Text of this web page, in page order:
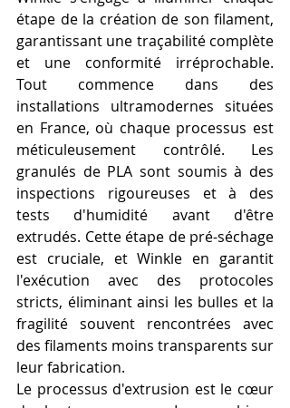
étape de la création de son filament,
garantissant une traçabilité complète
et une conformité irréprochable.
Tout commence dans des
installations ultramodernes situées
en France, où chaque processus est
méticuleusement contrôlé. Les
granulés de PLA sont soumis à des
inspections rigoureuses et à des
tests d'humidité avant d'être
extrudés. Cette étape de pré-séchage
est cruciale, et Winkle en garantit
l'exécution avec des protocoles
stricts, éliminant ainsi les bulles et la
fragilité souvent rencontrées avec
des filaments moins transparents sur
leur fabrication.
Le processus d'extrusion est le cœur